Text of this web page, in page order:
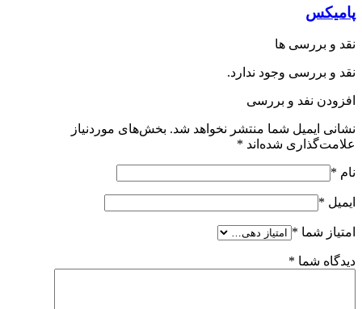
پامیکس
نقد و بررسی ها
نقد و بررسی وجود ندارد.
افزودن نفد و بررسی
نشانی ایمیل شما منتشر نخواهد شد. بخش‌های موردنیاز
علامت‌گذاری شده‌اند *
نام *
ایمیل *
امتیاز شما *
دیدگاه شما *